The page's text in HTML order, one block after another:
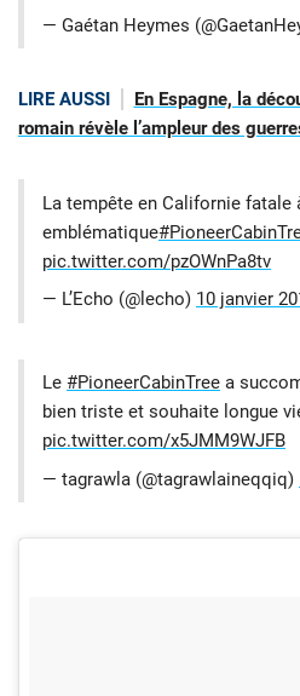
— Gaétan Heymes
LIRE AUSSI
En Espagne, la
romain révèle l’ampleur des
La tempête en Californie fatale
emblématique
pic.twitter.com/pzOWnPa8tv
— L’Echo (@lecho) 10 janvier
Le #PioneerCabinTree a
bien triste et souhaite longue
pic.twitter.com/x5JMM9WJFB
— tagrawla (@tagrawlaineqqiq)